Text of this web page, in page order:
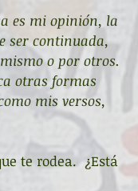
es mi opinión, la
ser continuada,
o por otros.
otras formas
mis versos,
te rodea.  ¿Está